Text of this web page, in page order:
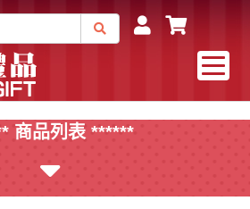
商品列表 ******